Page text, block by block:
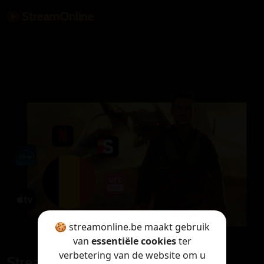
🍪 streamonline.be maakt gebruik
van essentiële cookiester
verbetering van de website om u